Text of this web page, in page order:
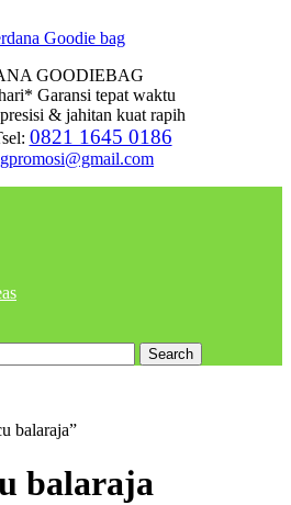
GOODIEBAG
Garansi tepat waktu
& jahitan kuat rapih
0821 1645 0186
balaraja”
balaraja